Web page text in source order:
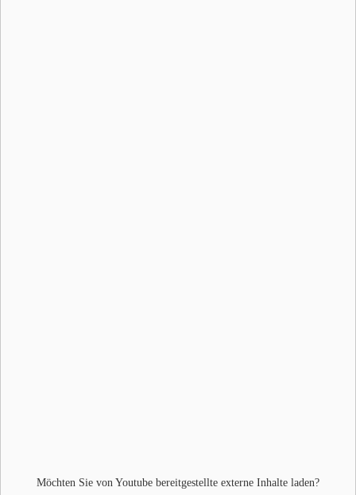
Möchten Sie von Youtube bereitgestellte externe Inhalte laden?